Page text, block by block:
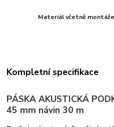
Materiál včetně montáže
Kompletní specifikace
PÁSKA AKUSTICKÁ
45 mm návin 30 m